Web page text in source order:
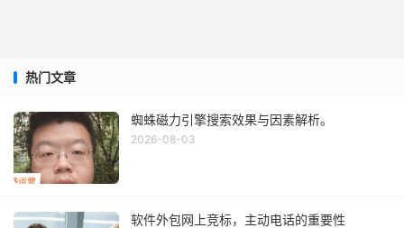
热门文章
蜘蛛磁力引擎搜索效果与因素解析。
2026-08-03
软件外包网上竞标，主动电话的重要性